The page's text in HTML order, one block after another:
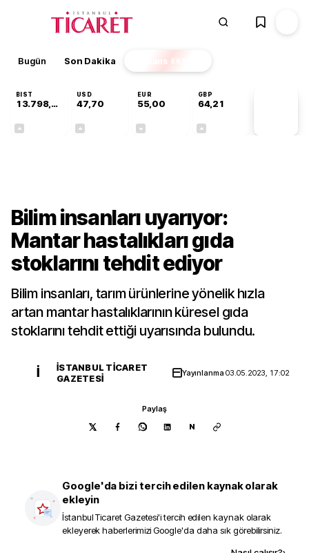
Bugün Son Dakika Finans EKSTRA
BIST
13.798,82
USD
47,70
EUR
55,00
GBP
64,21
Bilim insanları uyarıyor:
Mantar hastalıkları gıda
stoklarını tehdit ediyor
Bilim insanları, tarım ürünlerine yönelik hızla
artan mantar hastalıklarının küresel gıda
stoklarını tehdit ettiği uyarısında bulundu.
İ
İSTANBUL TICARET
GAZETESI
Yayınlanma03.05.2023, 17:02
Paylaş
N
Google'da bizi tercih edilen kaynak olarak
ekleyin
İstanbul Ticaret Gazetesi'i tercih edilen kaynak olarak
ekleyerek haberlerimizi Google'da daha sık görebilirsiniz.